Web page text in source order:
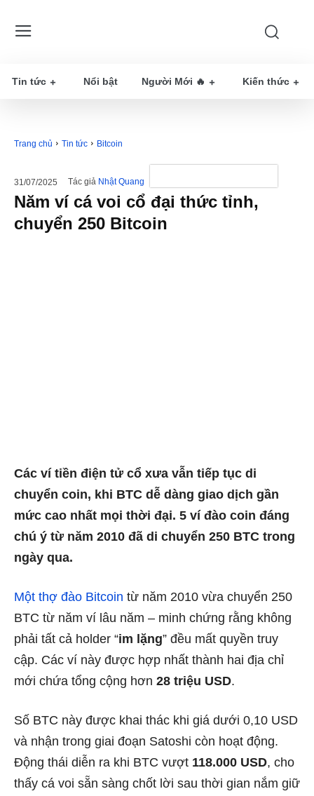
Tin tức Nổi bật Người Mới 🔥 Kiến thức
Trang chủ Tin tức Bitcoin
31/07/2025 Tác giả Nhật Quang
Năm ví cá voi cổ đại thức tỉnh,
chuyển 250 Bitcoin
Các ví tiền điện tử cổ xưa vẫn tiếp tục di
chuyển coin, khi BTC dễ dàng giao dịch gần
mức cao nhất mọi thời đại. 5 ví đào coin đáng
chú ý từ năm 2010 đã di chuyển 250 BTC trong
ngày qua.
Một thợ đào Bitcoin từ năm 2010 vừa chuyển 250
BTC từ năm ví lâu năm – minh chứng rằng không
phải tất cả holder “im lặng” đều mất quyền truy
cập. Các ví này được hợp nhất thành hai địa chỉ
mới chứa tổng cộng hơn 28 triệu USD.
Số BTC này được khai thác khi giá dưới 0,10 USD
và nhận trong giai đoạn Satoshi còn hoạt động.
Động thái diễn ra khi BTC vượt 118.000 USD, cho
thấy cá voi sẵn sàng chốt lời sau thời gian nắm giữ